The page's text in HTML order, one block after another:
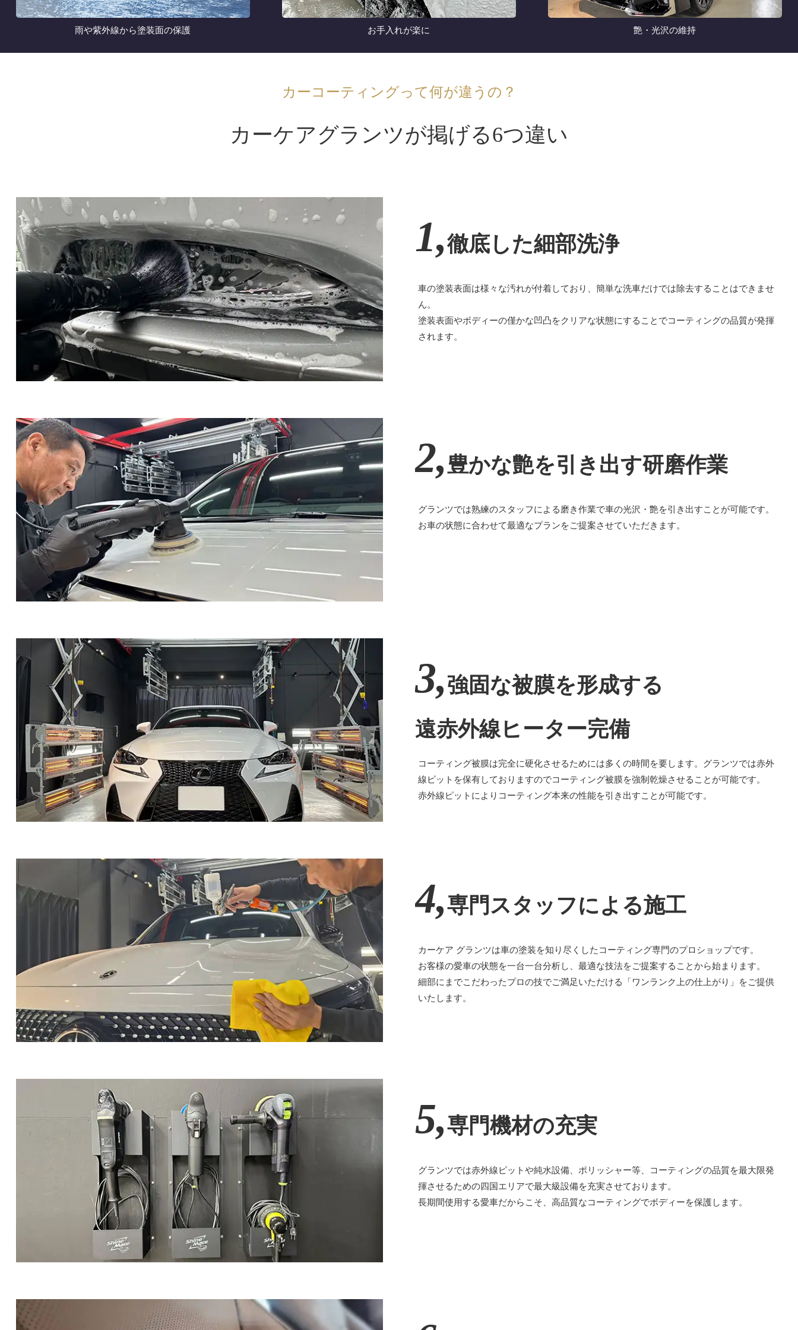
雨や紫外線から塗装面の保護 お手入れが楽に 艶・光沢の維持
カーコーティングって何が違うの？
カーケアグランツが掲げる6つ違い
1,徹底した細部洗浄
車の塗装表面は様々な汚れが付着しており、簡単な洗車だけでは除去することはできませ
ん。
塗装表面やボディーの僅かな凹凸をクリアな状態にすることでコーティングの品質が発揮
されます。
2, 豊かな艶を引き出す研磨作業
グランツでは熟練のスタッフによる磨き作業で車の光沢・艶を引き出すことが可能です。
お車の状態に合わせて最適なプランをご提案させていただきます。
3,強固な被膜を形成する
遠赤外線ヒーター完備
コーティング被膜は完全に硬化させるためには多くの時間を要します。グランツでは赤外
線ピットを保有しておりますのでコーティング被膜を強制乾燥させることが可能です。
赤外線ピットによりコーティング本来の性能を引き出すことが可能です。
4,専門スタッフによる施工
カーケア グランツは車の塗装を知り尽くしたコーティング専門のプロショップです。
お客様の愛車の状態を一台一台分析し、最適な技法をご提案することから始まります。
細部にまでこだわったプロの技でご満足いただける「ワンランク上の仕上がり」をご提供
いたします。
5,専門機材の充実
グランツでは赤外線ピットや純水設備、ポリッシャー等、コーティングの品質を最大限発
揮させるための四国エリアで最大級設備を充実させております。
長期間使用する愛車だからこそ、高品質なコーティングでボディーを保護します。